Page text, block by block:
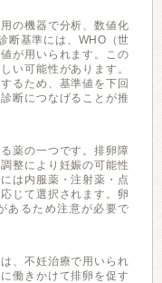
の機器で分析、数値化
断基準には、WHO（世
が用いられます。この
い可能性があります。
るため、基準値を下回
断につなげることが推
薬の一つです。排卵障
整により妊娠の可能性
は内服薬・注射薬・点
じて選択されます。卵
あるため注意が必要で
、不妊治療で用いられ
働きかけて排卵を促す